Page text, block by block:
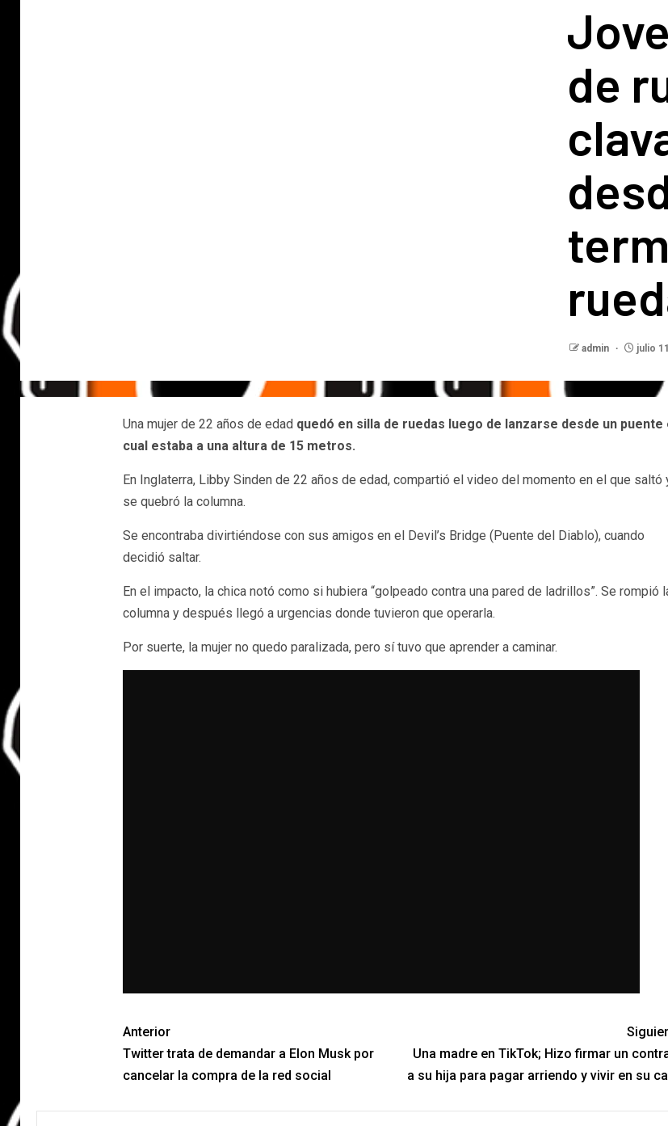
de
admin julio
Una mujer de 22 años de edad quedó en silla de ruedas luego de lanzarse desde un puente
cual estaba a una altura de 15 metros.
En Inglaterra, Libby Sinden de 22 años de edad, compartió el video del momento en el que saltó
se quebró la columna.
Se encontraba divirtiéndose con sus amigos en el Devil’s Bridge (Puente del Diablo), cuando
decidió saltar.
En el impacto, la chica notó como si hubiera “golpeado contra una pared de ladrillos”. Se rompió
columna y después llegó a urgencias donde tuvieron que operarla.
Por suerte, la mujer no quedo paralizada, pero sí tuvo que aprender a caminar.
Anterior
Twitter trata de demandar a Elon Musk por
cancelar la compra de la red social
Una madre en TikTok; Hizo firmar un
a su hija para pagar arriendo y vivir en su